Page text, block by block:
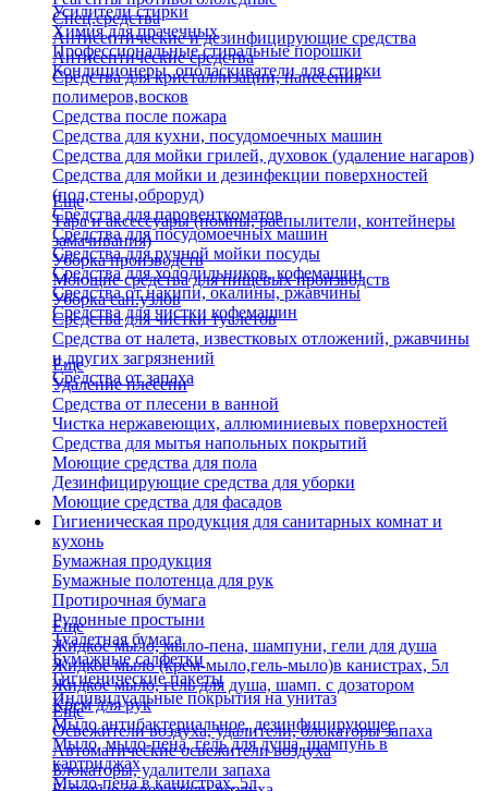
Усилители стирки
Химия для прачечных
Профессиональные стиральные порошки
Кондиционеры, ополаскиватели для стирки
Спец.средства
Антисептические и дезинфицирующие средства
Антисептические средства
Средства для кристаллизации, нанесения
полимеров,восков
Средства после пожара
Средства для кухни, посудомоечных машин
Средства для мойки грилей, духовок (удаление нагаров)
Средства для мойки и дезинфекции поверхностей
(пол,стены,оброруд)
Средства для паровенткоматов
Средства для посудомоечных машин
Средства для ручной мойки посуды
Средства для холодильников, кофемашин
Средства от накипи, окалины, ржавчины
Средства для чистки кофемашин
Еще
Тара и аксессуары (помпы, распылители, контейнеры
замачивания)
Уборка производств
Моющие средства для пищевых производств
Уборка сан.узлов
Средства для чистки туалетов
Средства от налета, известковых отложений, ржавчины
и других загрязнений
Средства от запаха
Еще
Удаление плесени
Средства от плесени в ванной
Чистка нержавеющих, аллюминиевых поверхностей
Средства для мытья напольных покрытий
Моющие средства для пола
Дезинфицирующие средства для уборки
Моющие средства для фасадов
Гигиеническая продукция для санитарных комнат и
кухонь
Бумажная продукция
Бумажные полотенца для рук
Протирочная бумага
Рулонные простыни
Туалетная бумага
Бумажные салфетки
Гигиенические пакеты
Индивидуальные покрытия на унитаз
Еще
Жидкое мыло, мыло-пена, шампуни, гели для душа
Жидкое мыло (крем-мыло,гель-мыло)в канистрах, 5л
Жидкое мыло, гель для душа, шамп. с дозатором
Крем для рук
Мыло антибактериальное, дезинфицирующее
Мыло, мыло-пена, гель для душа, шампунь в
картриджах
Мыло-пена в канистрах, 5л
Еще
Освежители воздуха, удалители, блокаторы запаха
Автоматические освежители воздуха
Блокаторы, удалители запаха